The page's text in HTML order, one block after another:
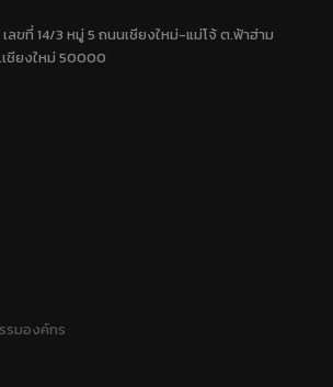
เลขที่ 14/3 หมู่ 5 ถนนเชียงใหม่-แม่โจ้ ต.ฟ้าฮ่าม
เชียงใหม่ 50000
รมองค์กร